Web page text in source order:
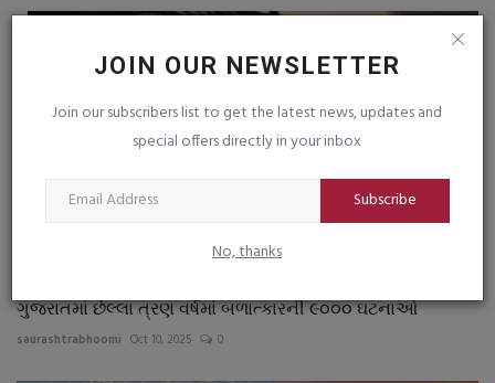
JOIN OUR NEWSLETTER
Join our subscribers list to get the latest news, updates and
special offers directly in your inbox
Subscribe
No, thanks
ગુજરાતમાં છેલ્લા ત્રણ વર્ષમાં બળાત્કારની ૯૦૦૦ ઘટનાઓ
saurashtrabhoomi Oct 10, 2025 0